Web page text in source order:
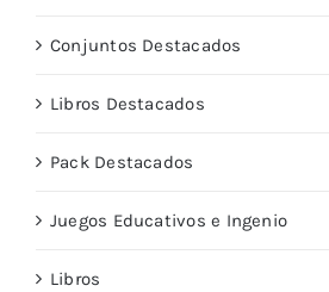
Conjuntos Destacados
Libros Destacados
Pack Destacados
Juegos Educativos e Ingenio
Libros